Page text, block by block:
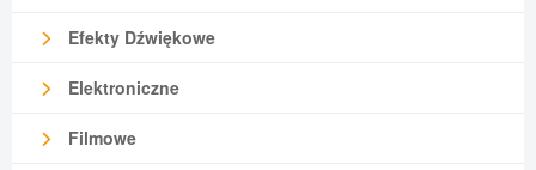
Efekty Dźwiękowe
Elektroniczne
Filmowe